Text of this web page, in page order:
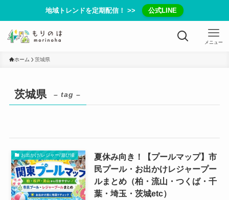
地域トレンドを定期配信！ >> 公式LINE
メニュー
ホーム 茨城県
茨城県 – tag –
お出かけ/レジャー/遊び場
夏休み向き！【プールマップ】市
民プール・お出かけレジャープー
ルまとめ（柏・流山・つくば・千
葉・埼玉・茨城etc）